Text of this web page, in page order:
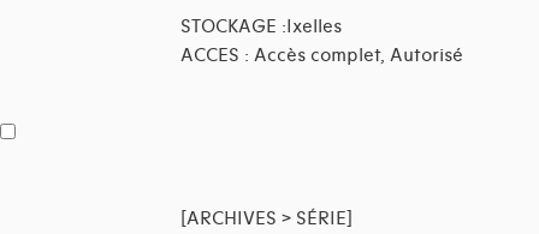
STOCKAGE :Ixelles
ACCES : Accès complet, Autorisé
[ARCHIVES > SÉRIE]